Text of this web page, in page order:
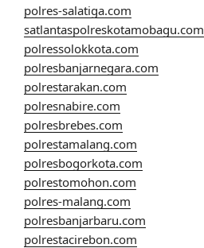
polres-salatiga.com
satlantaspolreskotamobagu.com
polressolokkota.com
polresbanjarnegara.com
polrestarakan.com
polresnabire.com
polresbrebes.com
polrestamalang.com
polresbogorkota.com
polrestomohon.com
polres-malang.com
polresbanjarbaru.com
polrestacirebon.com